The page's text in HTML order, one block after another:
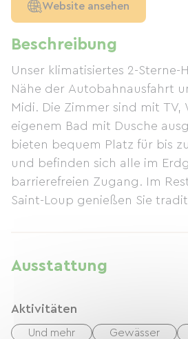
Beschreibung
Unser klimatisiertes 2-
Nähe der Autobahnausfahrt
Midi. Die Zimmer sind mit TV,
eigenem Bad mit Dusche
bieten bequem Platz für bis
und befinden sich alle im
barrierefreien Zugang. Im
Saint-Loup genießen Sie
Ausstattung
Aktivitäten
Und mehr Gewässer
Website ansehen